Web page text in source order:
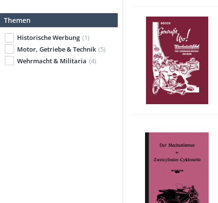
Themen
Historische Werbung (1)
Motor, Getriebe & Technik (5)
Wehrmacht & Militaria (4)